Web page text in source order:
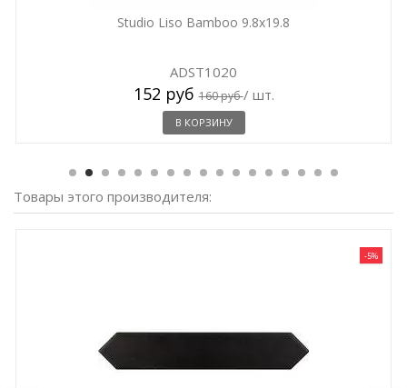
Studio Liso Bamboo 9.8x19.8
ADST1020
152 руб160 руб/ шт.
В КОРЗИНУ
Товары этого производителя:
-5%